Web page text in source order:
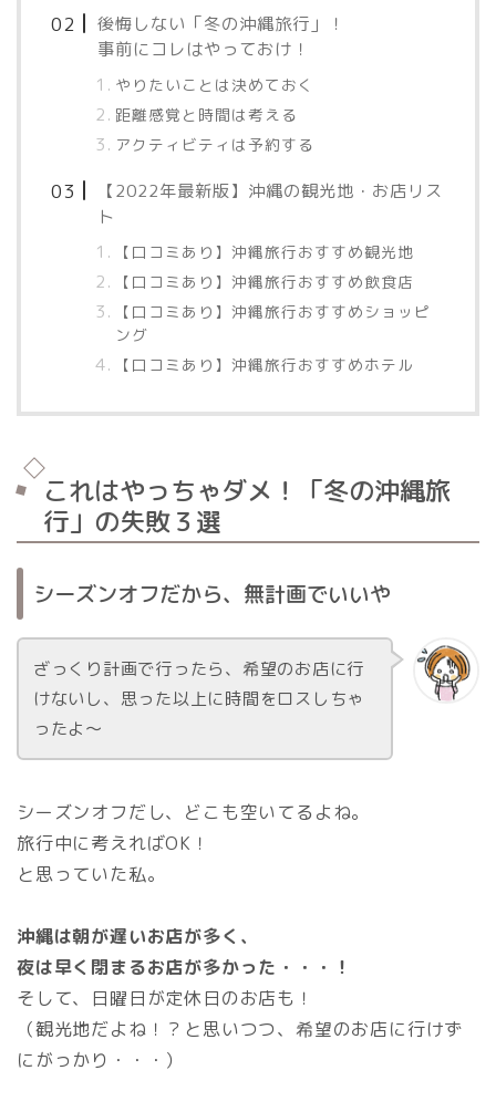
後悔しない「冬の沖縄旅行」！
事前にコレはやっておけ！
やりたいことは決めておく
距離感覚と時間は考える
アクティビティは予約する
【2022年最新版】沖縄の観光地・お店リス
ト
【口コミあり】沖縄旅行おすすめ観光地
【口コミあり】沖縄旅行おすすめ飲食店
【口コミあり】沖縄旅行おすすめショッピ
ング
【口コミあり】沖縄旅行おすすめホテル
これはやっちゃダメ！「冬の沖縄旅
行」の失敗３選
シーズンオフだから、無計画でいいや
ざっくり計画で行ったら、希望のお店に行
けないし、思った以上に時間をロスしちゃ
ったよ～
シーズンオフだし、どこも空いてるよね。
旅行中に考えればOK！
と思っていた私。
沖縄は朝が遅いお店が多く、
夜は早く閉まるお店が多かった・・・！
そして、日曜日が定休日のお店も！
（観光地だよね！？と思いつつ、希望のお店に行けず
にがっかり・・・）